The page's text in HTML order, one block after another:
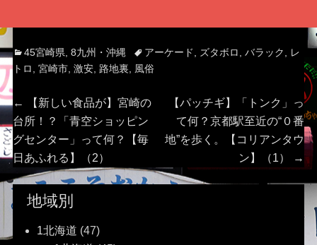
Categories
45宮崎県 8九州・沖縄 Tagsアーケード ズタボロ バラック
レ
トロ
宮崎市, 激安, 路地裏 風俗
投
稿
ナ
ビ
ゲ
←
Previous
post:
【新しい食品が】宮崎の
台所！？「青空ショッピン
グセンター」って何？【毎
日あふれる】（2）
Next
post:
【パッチギ】「トンク」っ
て何？京都駅至近の“０番
地”を歩く。【コリアンタウ
ン】（1）
→
地域別
1北海道 (47)